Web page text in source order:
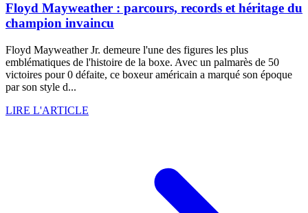
Floyd Mayweather : parcours, records et héritage du
champion invaincu
Floyd Mayweather Jr. demeure l'une des figures les plus
emblématiques de l'histoire de la boxe. Avec un palmarès de 50
victoires pour 0 défaite, ce boxeur américain a marqué son époque
par son style d...
LIRE L'ARTICLE